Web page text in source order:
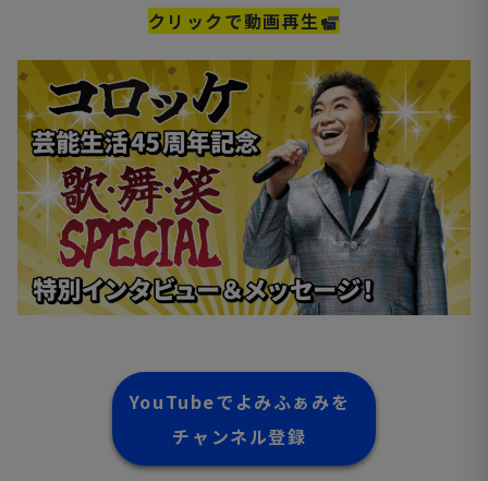
クリックで動画再生
YouTubeでよみふぁみを
チャンネル登録